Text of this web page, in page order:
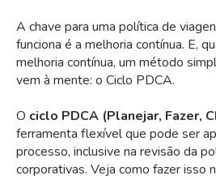
A chave para uma política de
funciona é a melhoria contínua. E,
melhoria contínua, um método
vem à mente: o Ciclo PDCA.
O ciclo PDCA (Planejar, Fazer,
ferramenta flexível que pode ser
processo, inclusive na revisão da
corporativas. Veja como fazer isso